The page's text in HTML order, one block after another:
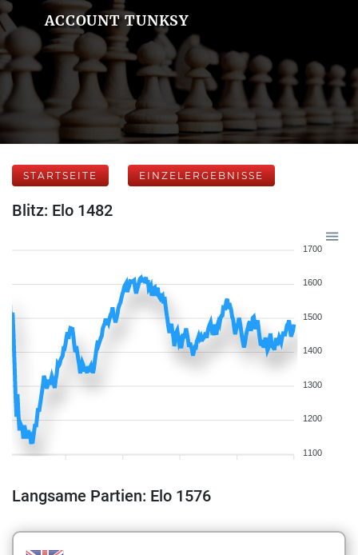
ACCOUNT TUNKSY
STARTSEITE EINZELERGEBNISSE
Blitz: Elo 1482
1700
1600
1500
1400
1300
1200
1100
Langsame Partien: Elo 1576